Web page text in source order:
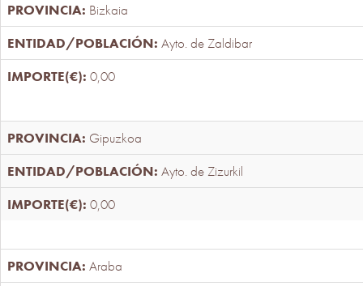
Bizkaia
Ayto. de Zaldibar
0,00
Gipuzkoa
Ayto. de Zizurkil
0,00
Araba